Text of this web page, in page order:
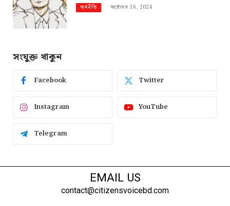
অর্থনীতি অক্টোবর 16, 2024
সংযুক্ত থাকুন
Facebook Twitter
Instagram YouTube
Telegram
EMAIL US
contact@citizensvoicebd.com